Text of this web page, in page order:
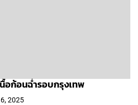
อก้อนฉ่ำรอบกรุงเทพ
2025